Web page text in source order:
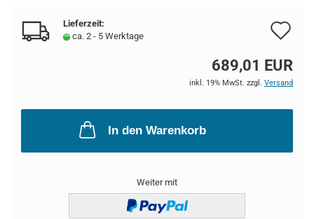
Lieferzeit:
ca. 2 - 5 Werktage
689,01 EUR
inkl. 19% MwSt. zzgl. Versand
In den Warenkorb
Weiter mit